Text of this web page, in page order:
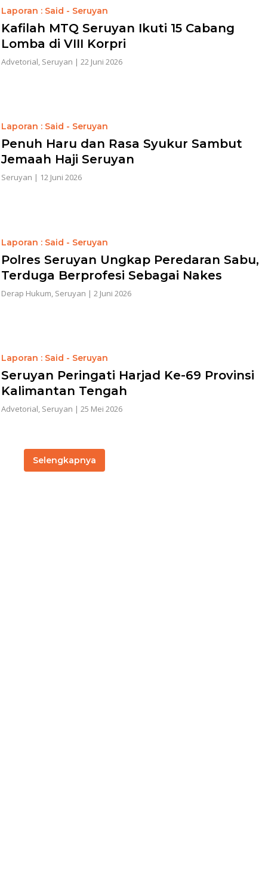
Laporan : Said - Seruyan
Kafilah MTQ Seruyan Ikuti 15 Cabang
Lomba di VIII Korpri
Advetorial, Seruyan | 22 Juni 2026
Laporan : Said - Seruyan
Penuh Haru dan Rasa Syukur Sambut
Jemaah Haji Seruyan
Seruyan | 12 Juni 2026
Laporan : Said - Seruyan
Polres Seruyan Ungkap Peredaran Sabu,
Terduga Berprofesi Sebagai Nakes
Derap Hukum, Seruyan | 2 Juni 2026
Laporan : Said - Seruyan
Seruyan Peringati Harjad Ke-69 Provinsi
Kalimantan Tengah
Advetorial, Seruyan | 25 Mei 2026
Selengkapnya